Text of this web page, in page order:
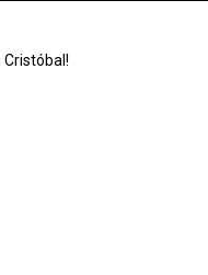
Cristóbal!